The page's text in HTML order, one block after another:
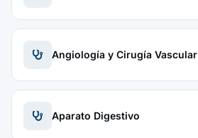
Angiología y Cirugía Vascular
Aparato Digestivo